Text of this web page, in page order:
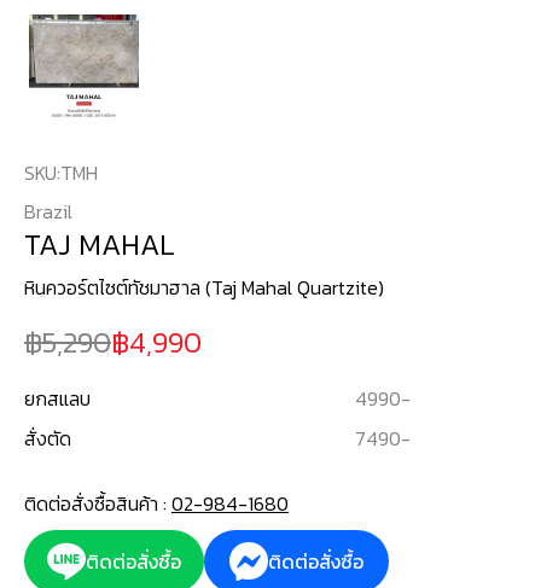
SKU:TMH
Brazil
TAJ MAHAL
หินควอร์ตไซต์ทัชมาฮาล (Taj Mahal Quartzite)
5,290 4,990
ยกสแลบ 4990-
สั่งตัด
7490-
ติดต่อสั่งซื้อสินค้า : 02-984-1680
ติดต่อสั่งซื้อ
ติดต่อสั่งซื้อ